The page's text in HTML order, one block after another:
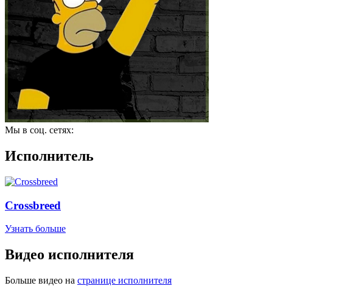
Мы в соц. сетях:
Исполнитель
Crossbreed
Узнать больше
Видео исполнителя
Больше видео на странице исполнителя